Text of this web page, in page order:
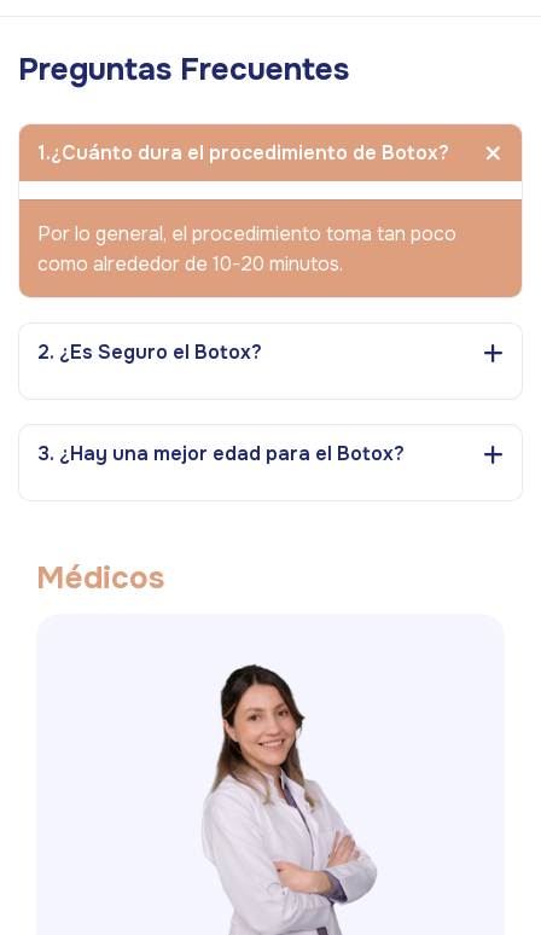
Preguntas Frecuentes
1.¿Cuánto dura el procedimiento de Botox?
Por lo general, el procedimiento toma tan poco
como alrededor de 10-20 minutos.
2. ¿Es Seguro el Botox?
3. ¿Hay una mejor edad para el Botox?
Médicos